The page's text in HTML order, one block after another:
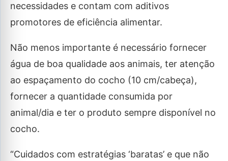
necessidades e contam com aditivos
promotores de eficiência alimentar.
Não menos importante é necessário fornecer
água de boa qualidade aos animais, ter atenção
ao espaçamento do cocho (10 cm/cabeça),
fornecer a quantidade consumida por
animal/dia e ter o produto sempre disponível no
cocho.
“Cuidados com estratégias ‘baratas’ e que não